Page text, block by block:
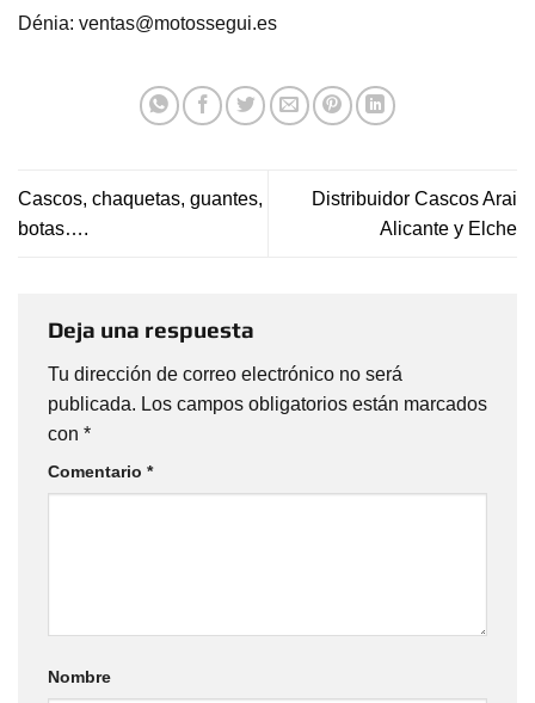
Dénia: ventas@motossegui.es
Cascos, chaquetas, guantes,
botas….
Distribuidor Cascos Arai
Alicante y Elche
Deja una respuesta
Tu dirección de correo electrónico no será
publicada. Los campos obligatorios están marcados
con *
Comentario *
Nombre